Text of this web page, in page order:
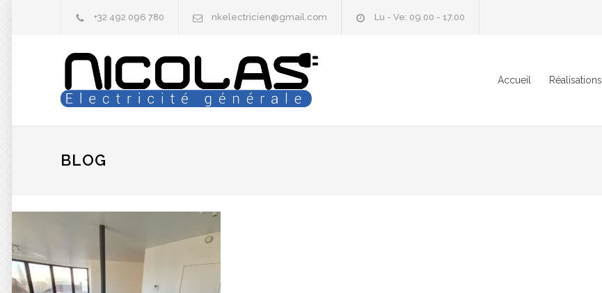
+32 492 096 780 nkelectricien@gmail.com Lu - Ve: 09.00 - 17.00
Accueil Réalisations
BLOG